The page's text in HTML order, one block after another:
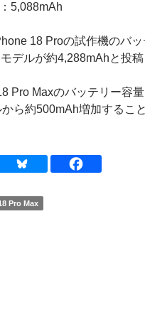
5,088mAh
18 Proの試作機のバ
デルが約4,288mAhと投稿
Pro Maxのバッテリー容
ら約500mAh増加するこ
Pro Max